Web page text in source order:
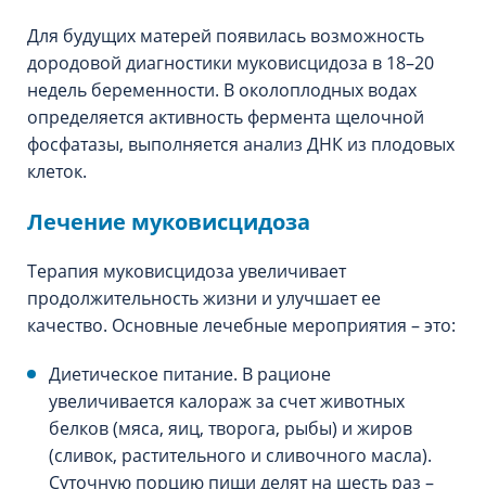
Для будущих матерей появилась возможность
дородовой диагностики муковисцидоза в 18–20
недель беременности. В околоплодных водах
определяется активность фермента щелочной
фосфатазы, выполняется анализ ДНК из плодовых
клеток.
Лечение муковисцидоза
Терапия муковисцидоза увеличивает
продолжительность жизни и улучшает ее
качество. Основные лечебные мероприятия – это:
Диетическое питание. В рационе
увеличивается калораж за счет животных
белков (мяса, яиц, творога, рыбы) и жиров
(сливок, растительного и сливочного масла).
Суточную порцию пищи делят на шесть раз –